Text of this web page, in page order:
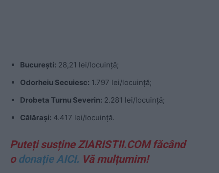
București: 28,21 lei/locuință;
Odorheiu Secuiesc: 1.797 lei/locuință;
Drobeta Turnu Severin: 2.281 lei/locuință;
Călărași: 4.417 lei/locuință.
Puteți susține ZIARISTII.COM făcând
o donație AICI. Vă mulțumim!